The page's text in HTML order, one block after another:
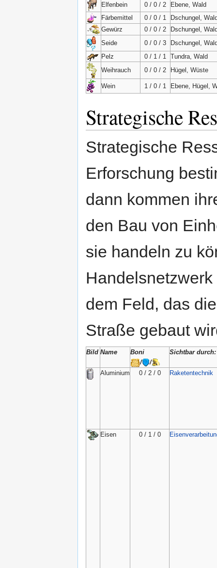
Elfenbein
0 / 0 / 2
Ebene, Wald
Färbemittel
0 / 0 / 1
Dschungel,
Gewürz
0 / 0 / 2
Dschungel,
Seide
0 / 0 / 3
Dschungel,
Pelz
0 / 1 / 1
Tundra, Wald
Weihrauch
0 / 0 / 2 Hügel, Wüste
Wein 1 / 0 / 1 Ebene, Hügel,
Strategische
Strategische
Erforschung
dann kommen
den Bau von
sie handeln zu
dem Feld, das
Straße gebaut
Bild Name
Boni
/
/
Sichtbar durch:
Aluminium 0 / 2 / 0 Raketentechnik
Eisen 0 / 1 / 0